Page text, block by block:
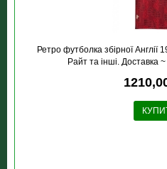
Ретро футболка збірної
Райт та інші. Доставка